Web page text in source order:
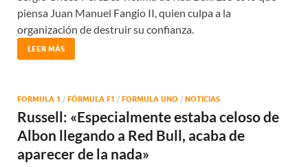
piensa Juan Manuel Fangio II, quien culpa a la
organización de destruir su confianza.
LEER MÁS
FORMULA 1 / FÓRMULA F1 / FORMULA UNO / NOTICIAS
Russell: «Especialmente estaba celoso de
Albon llegando a Red Bull, acaba de
aparecer de la nada»